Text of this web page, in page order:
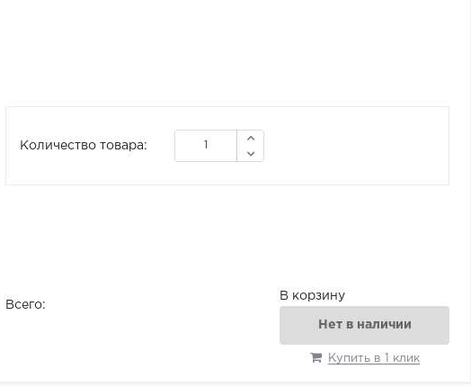
Количество товара:
Всего:
В корзину
Нет в наличии
Купить в 1 клик